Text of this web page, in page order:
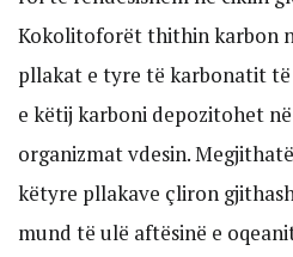
Kokolitoforët thithin karbon
pllakat e tyre të karbonatit
e këtij karboni depozitohet
organizmat vdesin.
këtyre pllakave çliron
mund të ulë aftësinë e